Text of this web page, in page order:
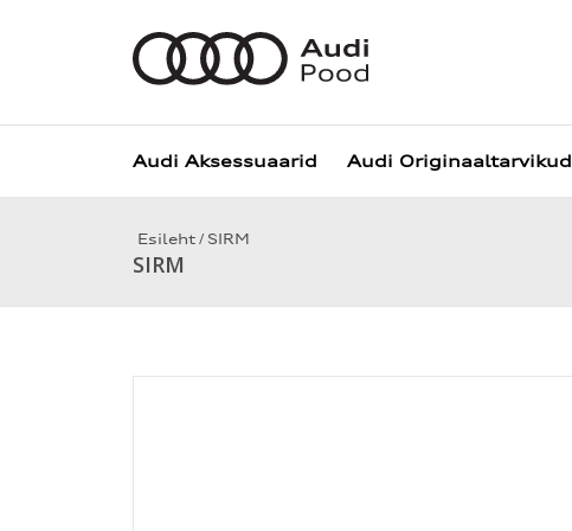
Audi Aksessuaarid Audi Originaaltarvikud
Esileht / SIRM
SIRM